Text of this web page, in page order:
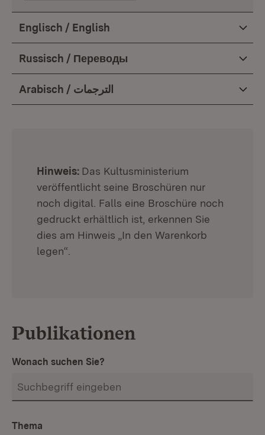
Englisch / English
Russisch / Переводы
Arabisch / الترجمات
Hinweis: Das Kultusministerium
veröffentlicht seine Broschüren nur
noch digital. Falls eine Broschüre noch
gedruckt erhältlich ist, erkennen Sie
dies am Hinweis „In den Warenkorb
legen“.
Publikationen
Wonach suchen Sie?
Thema